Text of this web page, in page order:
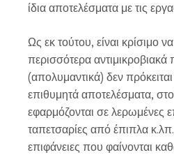
ίδια αποτελέσματα με τις
Ως εκ τούτου, είναι κρίσιμο
περισσότερα αντιμικροβιακά
(απολυμαντικά) δεν
επιθυμητά αποτελέσματα,
εφαρμόζονται σε λερωμένες
ταπετσαρίες από έπιπλα
επιφάνειες που φαίνονται